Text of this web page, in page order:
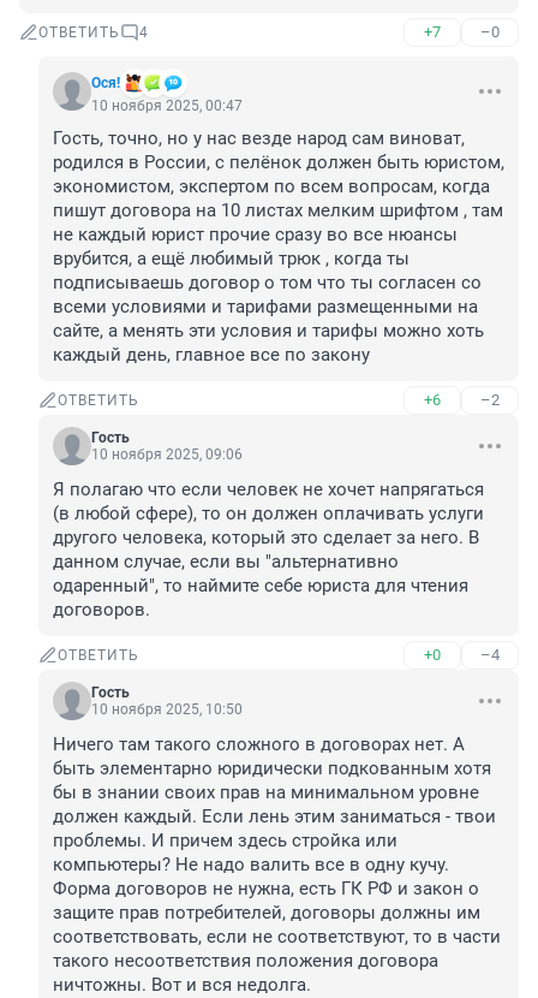
ОТВЕТИТЬ 4 +7 –0
Ося!
10 ноября 2025, 00:47
Гость, точно, но у нас везде народ сам виноват,
родился в России, с пелёнок должен быть юристом,
экономистом, экспертом по всем вопросам, когда
пишут договора на 10 листах мелким шрифтом , там
не каждый юрист прочие сразу во все нюансы
врубится, а ещё любимый трюк , когда ты
подписываешь договор о том что ты согласен со
всеми условиями и тарифами размещенными на
сайте, а менять эти условия и тарифы можно хоть
каждый день, главное все по закону
ОТВЕТИТЬ +6 –2
Гость
10 ноября 2025, 09:06
Я полагаю что если человек не хочет напрягаться
(в любой сфере), то он должен оплачивать услуги
другого человека, который это сделает за него. В
данном случае, если вы "альтернативно
одаренный", то наймите себе юриста для чтения
договоров.
ОТВЕТИТЬ +0 –4
Гость
10 ноября 2025, 10:50
Ничего там такого сложного в договорах нет. А
быть элементарно юридически подкованным хотя
бы в знании своих прав на минимальном уровне
должен каждый. Если лень этим заниматься - твои
проблемы. И причем здесь стройка или
компьютеры? Не надо валить все в одну кучу.
Форма договоров не нужна, есть ГК РФ и закон о
защите прав потребителей, договоры должны им
соответствовать, если не соответствуют, то в части
такого несоответствия положения договора
ничтожны. Вот и вся недолга.